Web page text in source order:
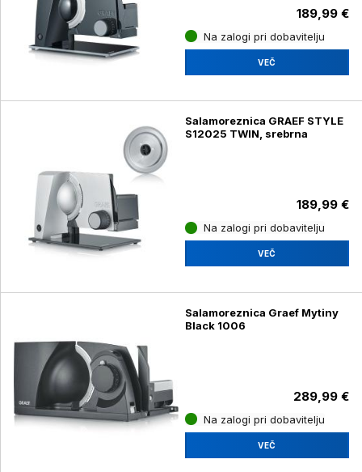
189,99 €
Na zalogi pri dobavitelju
VEČ
Salamoreznica GRAEF STYLE
S12025 TWIN, srebrna
189,99 €
Na zalogi pri dobavitelju
VEČ
Salamoreznica Graef Mytiny
Black 1006
289,99 €
Na zalogi pri dobavitelju
VEČ